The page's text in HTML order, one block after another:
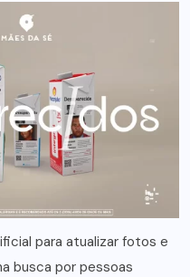
para atualizar fotos e
busca por pessoas